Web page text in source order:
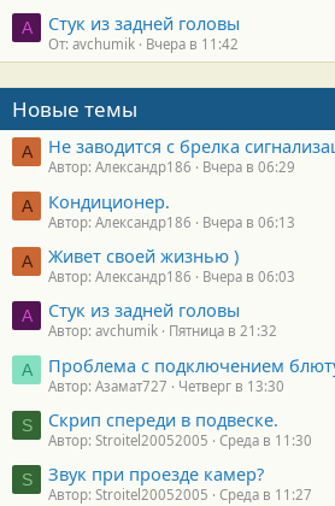
A Стук из задней головы
От: avchumik Вчера в 11:42
Новые темы
А Не заводится с брелка
Автор: Александр186 Вчера в 06:29
А Кондиционер.
Автор: Александр186 Вчера в 06:13
А Живет своей жизнью )
Автор: Александр186 Вчера в 06:03
A Стук из задней головы
Автор: avchumik Пятница в 21:32
А Проблема с подключением
Автор: Азамат727 Четверг в 13:30
S Скрип спереди в подвеске.
Автор: Stroitel20052005 Среда в 11:30
S Звук при проезде камер?
Автор: Stroitel20052005 Среда в 11:27